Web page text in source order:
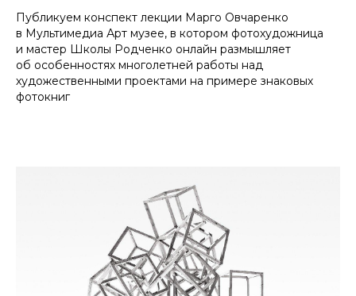
Публикуем конспект лекции Марго Овчаренко
в Мультимедиа Арт музее, в котором фотохудожница
и мастер Школы Родченко онлайн размышляет
об особенностях многолетней работы над
художественными проектами на примере знаковых
фотокниг